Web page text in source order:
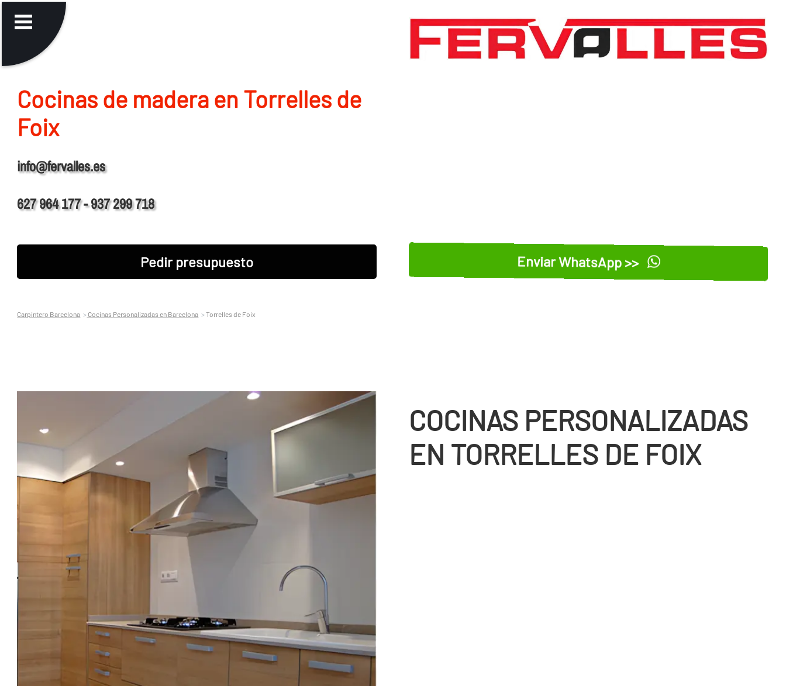
Cocinas de madera en Torrelles de
Foix
info@fervalles.es
627 964 177 - 937 299 718
Pedir presupuesto Enviar WhatsApp >>
Carpintero Barcelona Cocinas Personalizadas en Barcelona Torrelles de Foix
COCINAS PERSONALIZADAS
EN TORRELLES DE FOIX